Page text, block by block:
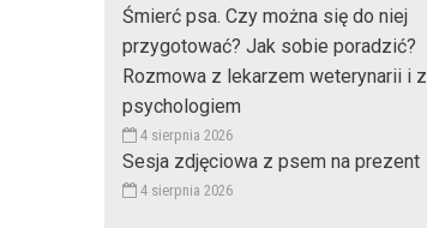
Śmierć psa. Czy można się do niej
przygotować? Jak sobie poradzić?
Rozmowa z lekarzem weterynarii i z
psychologiem
4 sierpnia 2026
Sesja zdjęciowa z psem na prezent
4 sierpnia 2026